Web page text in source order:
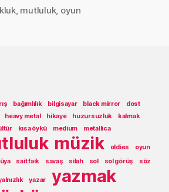
, mutluluk, oyun
bağımlılık bilgisayar black mirror
dost
heavy metal hikaye huzursuzluk
kalmak
kısa öykü medium metallica
müzik oldies
oyun
sait faik savaş silah sol sol görüş söz
yazar
yazmak